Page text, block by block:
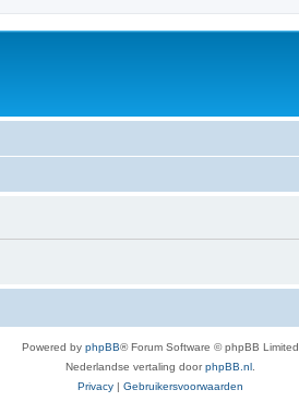
Powered by phpBB® Forum Software © phpBB Limited
Nederlandse vertaling doorphpBB.nl
Privacy | Gebruikersvoorwaarden